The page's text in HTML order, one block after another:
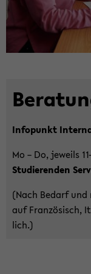
In­fo­punkt
Mo – Do, je­weils
Stu­die­ren­den
(Nach Be­darf
auf Fran­zö­sisch,
lich.)